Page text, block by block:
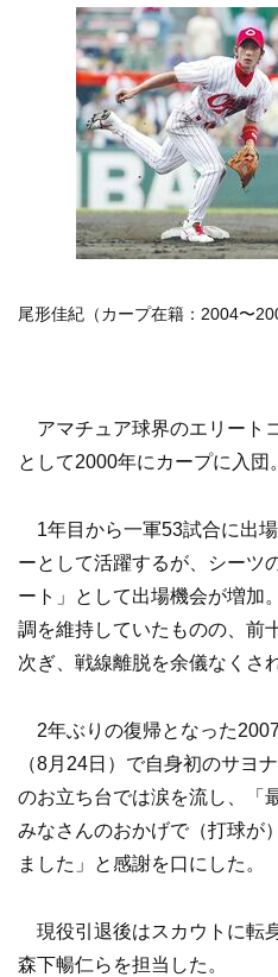
尾形佳紀（カープ在籍：2004〜
アマチュア球界のエリート
として2000年にカープに入団。
1年目から一軍53試合に出
ーとして活躍するが、シーツ
ート」として出場機会が増加
調を維持していたものの、前
次ぎ、戦線離脱を余儀なくさ
2年ぶりの復帰となった
（8月24日）で自身初のサヨ
のお立ち台では涙を流し、「
みなさんのおかげで（打球が
ました」と感謝を口にした。
現役引退後はスカウトに転
森下暢仁らを担当した。